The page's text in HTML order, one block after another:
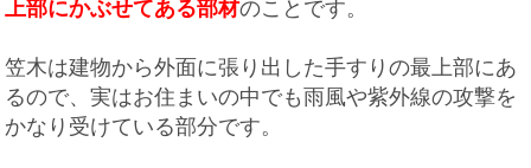
上部にかぶせてある部材のことです。
笠木は建物から外面に張り出した手すりの最上部にあ
るので、実はお住まいの中でも雨風や紫外線の攻撃を
かなり受けている部分です。